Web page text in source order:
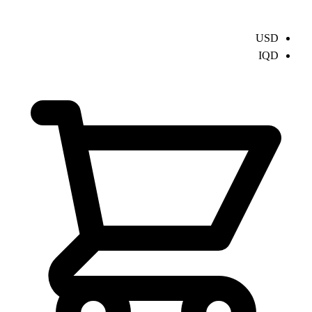
USD
IQD